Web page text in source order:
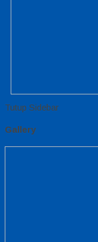
Tutup Sidebar
Gallery